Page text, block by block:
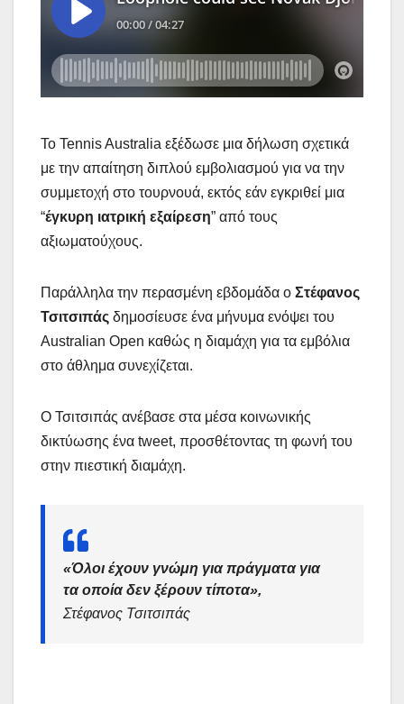
Το Tennis Australia εξέδωσε μια δήλωση σχετικά
με την απαίτηση διπλού εμβολιασμού για να την
συμμετοχή στο τουρνουά, εκτός εάν εγκριθεί μια
“έγκυρη ιατρική εξαίρεση” από τους
αξιωματούχους.
Παράλληλα την περασμένη εβδομάδα ο Στέφανος
Τσιτσιπάς δημοσίευσε ένα μήνυμα ενόψει του
Australian Open καθώς η διαμάχη για τα εμβόλια
στο άθλημα συνεχίζεται.
Ο Τσιτσιπάς ανέβασε στα μέσα κοινωνικής
δικτύωσης ένα tweet, προσθέτοντας τη φωνή του
στην πιεστική διαμάχη.
«Όλοι έχουν γνώμη για πράγματα για
τα οποία δεν ξέρουν τίποτα»,
Στέφανος Τσιτσιπάς